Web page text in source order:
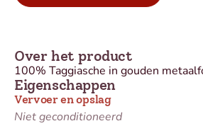
Eigenschappen
Vervoer en opslag
Niet geconditioneerd
Over het product
100% Taggiasche in gouden